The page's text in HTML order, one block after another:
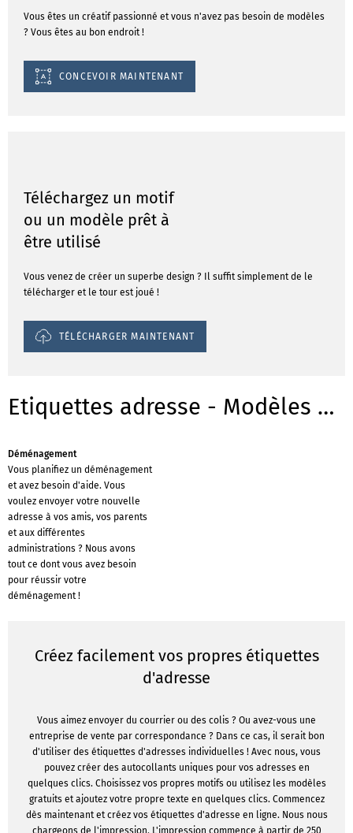
Vous êtes un créatif passionné et vous n'avez pas besoin de modèles
? Vous êtes au bon endroit !
CONCEVOIR MAINTENANT
Téléchargez un motif
ou un modèle prêt à
être utilisé
Vous venez de créer un superbe design ? Il suffit simplement de le
télécharger et le tour est joué !
TÉLÉCHARGER MAINTENANT
Etiquettes adresse - Modèles pour les occasions
Déménagement
Vous planifiez un déménagement
et avez besoin d'aide. Vous
voulez envoyer votre nouvelle
adresse à vos amis, vos parents
et aux différentes
administrations ? Nous avons
tout ce dont vous avez besoin
pour réussir votre
déménagement !
Créez facilement vos propres étiquettes
d'adresse
Vous aimez envoyer du courrier ou des colis ? Ou avez-vous une
entreprise de vente par correspondance ? Dans ce cas, il serait bon
d'utiliser des étiquettes d'adresses individuelles ! Avec nous, vous
pouvez créer des autocollants uniques pour vos adresses en
quelques clics. Choisissez vos propres motifs ou utilisez les modèles
gratuits et ajoutez votre propre texte en quelques clics. Commencez
dès maintenant et créez vos étiquettes d'adresse en ligne. Nous nous
chargeons de l'impression. L'impression commence à partir de 250